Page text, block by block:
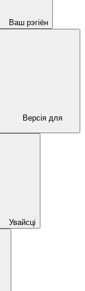
Ваш рэгіён
Версія для
Увайсці